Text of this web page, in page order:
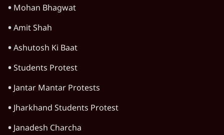
Mohan Bhagwat
Amit Shah
Ashutosh Ki Baat
Students Protest
Jantar Mantar Protests
Jharkhand Students Protest
Janadesh Charcha